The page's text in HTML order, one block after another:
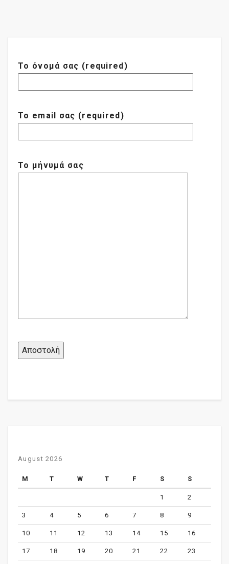
Το όνομά σας (required)
Το email σας (required)
Το μήνυμά σας
August 2026
M T W T F S S
1 2
3 4 5 6 7 8 9
10 11 12 13 14 15 16
17 18 19 20 21 22 23